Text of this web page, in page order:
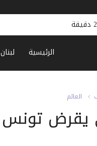
الرئيسية لبنان
العالم
400 مليون دولار